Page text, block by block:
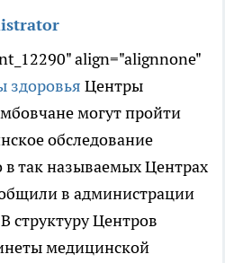
align="alignnone"
Центры
могут пройти
обследование
в так называемых Центрах
в администрации
структуру Центров
медицинской